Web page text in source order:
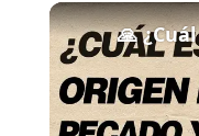
Play Unmute